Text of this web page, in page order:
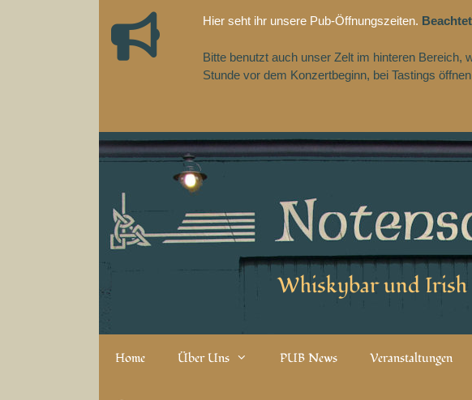
Hier seht ihr unsere Pub-Öffnungszeiten.
Bitte benutzt auch unser Zelt im hinteren Bereich,
Stunde vor dem Konzertbeginn, bei Tastings
Whiskybar und Irish
Home Über Uns PUB News Veranstaltungen